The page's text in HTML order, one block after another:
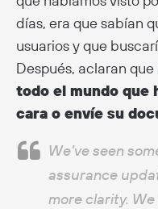
días, era que sabían
usuarios y que
Después, aclaran que
todo el mundo que
cara o envíe su
We’ve seen
assurance
more clarity.